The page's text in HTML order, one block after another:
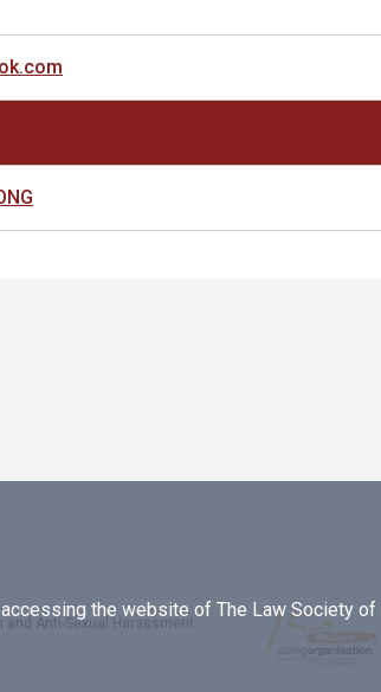
the website of The Law Society
Anti-Sexual Harassment